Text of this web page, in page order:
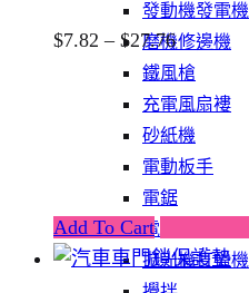
發動機發電機
磨機修邊機
鐵風槍
充電風扇褸
砂紙機
電動板手
電鋸
電錘
拋光機打蠟機
chosen
on
the
product
page
$7.82 – $27.76Price
range:
$7.82
through
$27.76
Add To Cart
This
product
has
multiple
variants.
The
options